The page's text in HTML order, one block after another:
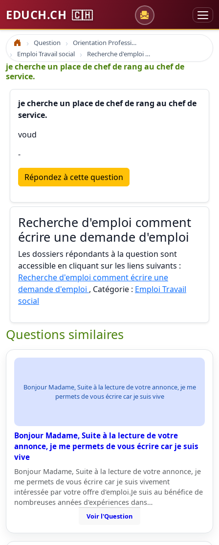
EDUCH.CH 🇨🇭
Accueil Question
Orientation Professionnelle
Emploi Travail social
Recherche d'emploi comment écrire une demande d'emploi
je cherche un place de chef de rang au chef de
service.
je cherche un place de chef de rang au chef de
service.
voud
-
Répondez à cette question
Recherche d'emploi comment
écrire une demande d'emploi
Les dossiers répondants à la question sont
accessible en cliquant sur les liens suivants :
Recherche d'emploi comment écrire une
demande d'emploi , Catégorie : Emploi Travail
social
Questions similaires
Bonjour Madame, Suite à la lecture de votre annonce, je me
permets de vous écrire car je suis vive
Bonjour Madame, Suite à la lecture de votre
annonce, je me permets de vous écrire car je suis
vive
Bonjour Madame, Suite à la lecture de votre annonce, je
me permets de vous écrire car je suis vivement
intéressée par votre offre d'emploi.Je suis au bénéfice de
nombreuses années d'expériences dans…
Voir l'Question